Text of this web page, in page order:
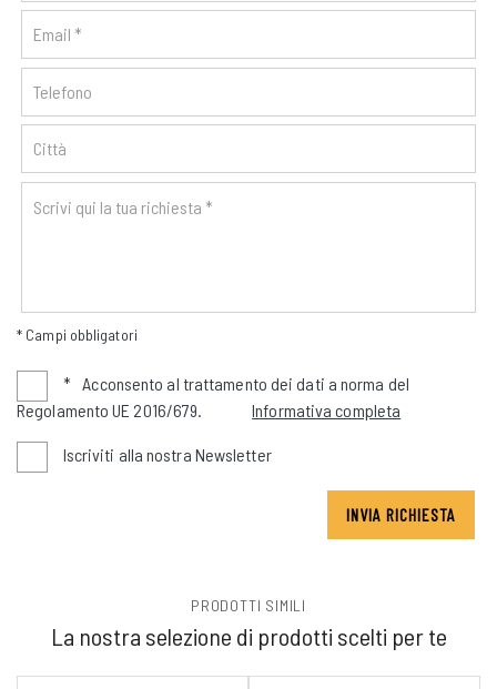
* Campi obbligatori
* Acconsento al trattamento dei dati a norma del
Regolamento UE 2016/679.
Informativa completa
Iscriviti alla nostra Newsletter
INVIA RICHIESTA
PRODOTTI SIMILI
La nostra selezione di prodotti scelti per te